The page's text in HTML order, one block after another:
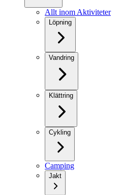
Allt inom Aktiviteter
Löpning
Vandring
Klättring
Cykling
Camping
Jakt